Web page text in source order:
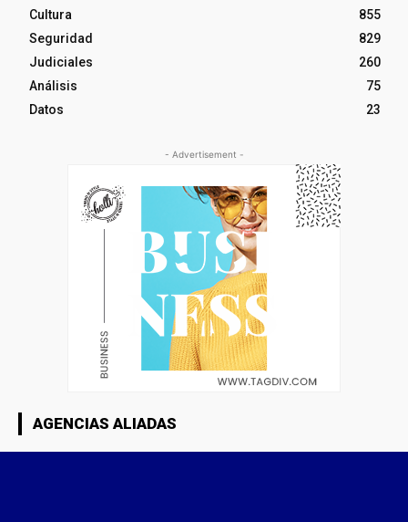
Cultura
855
Seguridad
829
Judiciales
260
Análisis
75
Datos
23
- Advertisement -
AGENCIAS ALIADAS